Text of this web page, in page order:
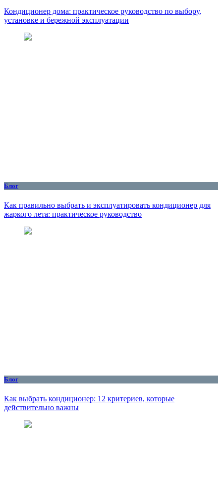
Кондиционер дома: практическое руководство по выбору,
установке и бережной эксплуатации
Блог
Как правильно выбрать и эксплуатировать кондиционер для
жаркого лета: практическое руководство
Блог
Как выбрать кондиционер: 12 критериев, которые
действительно важны